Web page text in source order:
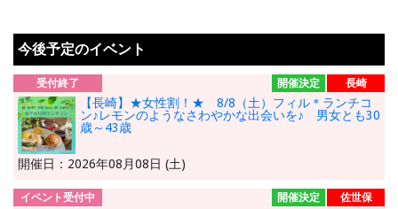
今後予定のイベント
受付終了 開催決定 長崎
【長崎】★女性割！★ 8/8（土）フィル＊ランチコ
ン♪レモンのようなさわやかな出会いを♪ 男女とも30
歳～43歳
開催日：2026年08月08日 (土)
イベント受付中 開催決定 佐世保